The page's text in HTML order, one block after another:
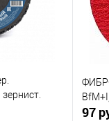
Недоступно
В
97